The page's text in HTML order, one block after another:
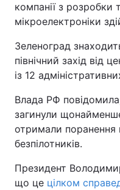
компанії з розробки
мікроелектроніки
Зеленоград
північний захід від
із 12
Влада РФ
загинули
отримали поранення
безпілотників.
Президент
що це цілком